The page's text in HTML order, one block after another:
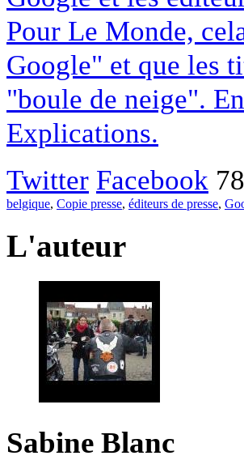
Pour Le Monde,
Google" et que les
"boule de neige".
Explications.
Twitter Facebook 78
belgique, Copie presse, éditeurs de presse,
L'auteur
Sabine Blanc